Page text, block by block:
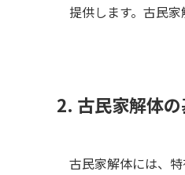
提供します。古民
2. 古民家解体
古民家解体には、